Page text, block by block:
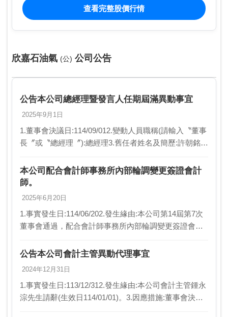
查看完整股價行情
欣嘉石油氣 (公) 公司公告
公告本公司總經理暨發言人任期屆滿異動事宜
2025年9月1日
1.董事會決議日:114/09/012.變動人員職稱(請輸入〝董事
長〞或〝總經理〞):總經理3.舊任者姓名及簡歷:許朝銘
桃天然氣公司總工程師)…
本公司配合會計師事務所內部輪調變更簽證會計
師。
2025年6月20日
1.事實發生日:114/06/202.發生緣由:本公司第14屆第7次
董事會通過，配合會計師事務所內部輪調變更簽證會計
計師由周銀來會計師及吳欣亮…
公告本公司會計主管異動代理事宜
2024年12月31日
1.事實發生日:113/12/312.發生緣由:本公司會計主管鍾永
淙先生請辭(生效日114/01/01)。3.因應措施:董事會決議